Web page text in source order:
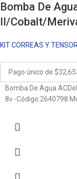
Bomba De
II/Cobalt/
KIT CORREAS Y
Bomba De Agua
8v -Código:2640798